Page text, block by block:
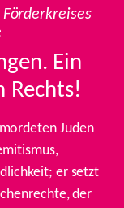
Ein
Rechts!
Juden
er setzt
der